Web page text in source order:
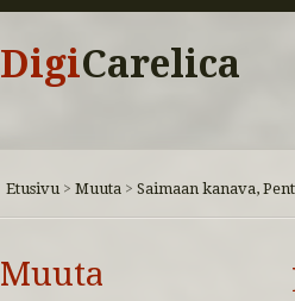
DigiCarelica
Etusivu > Muuta > Saimaan kanava,
Muuta